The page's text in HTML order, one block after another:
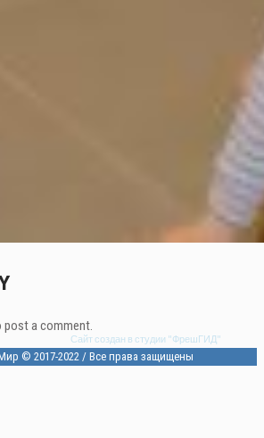
post a comment.
© 2017-2022 / Все права защищены
Сайт создан в студии "ФрешГИД"